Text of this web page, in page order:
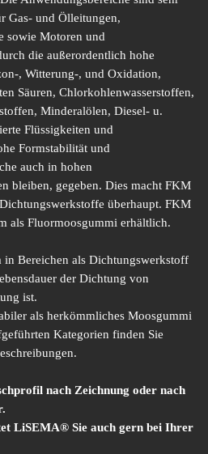
Gas- und Ölleitungen,
sowie Motoren und
die außerordentlich hohe
, Witterung-, und Oxidation,
Säuren, Chlorkohlenwasserstoffen,
Minderalölen, Diesel- u.
Flüssigkeiten und
Formstabilität und
auch in hohen
bleiben, gegeben. Dies macht FKM
überhaupt. FKM
als Fluormoosgummi erhältlich.
Bereichen als Dichtungswerkstoff
der Dichtung von
ist.
als herkömmliches Moosgummi
Kategorien finden Sie
nach Zeichnung oder nach
LiSEMA® Sie auch gern bei Ihrer